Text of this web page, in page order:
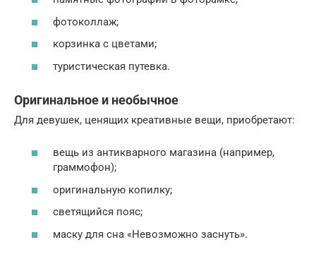
фотоколлаж;
корзинка с цветами;
туристическая путевка.
Оригинальное и необычное
Для девушек, ценящих креативные вещи, приобретают:
вещь из антикварного магазина (например,
граммофон);
оригинальную копилку;
светящийся пояс;
маску для сна «Невозможно заснуть».